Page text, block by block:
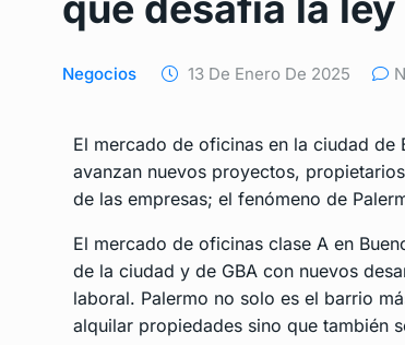
Negocios 13 De Enero De 2025
El mercado de oficinas en la ciudad de
avanzan nuevos proyectos,
de las empresas; el fenómeno de
El mercado de oficinas clase A en
de la ciudad y de GBA con nuevos
laboral. Palermo no solo es el barrio
alquilar propiedades sino que también